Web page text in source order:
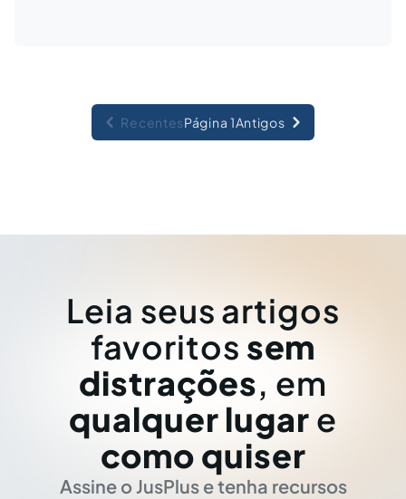
RecentesPágina 1Antigos
Leia seus artigos
favoritos sem
distrações, em
qualquer lugar e
como quiser
Assine o JusPlus e tenha recursos